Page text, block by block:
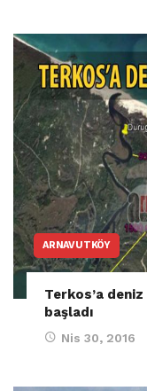
ARNAVUTKÖY
Terkos’a
başladı
Nis 30, 2016